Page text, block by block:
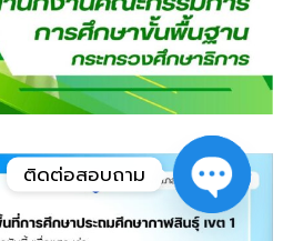
ติดต่อสอบถาม
O
p
e
n
c
h
a
t